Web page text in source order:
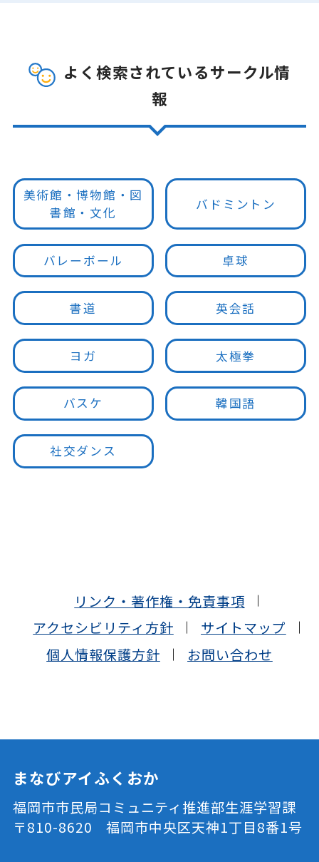
よく検索されているサークル情
報
美術館・博物館・図
書館・文化
バドミントン
バレーボール 卓球
書道 英会話
ヨガ 太極拳
バスケ 韓国語
社交ダンス
リンク・著作権・免責事項
アクセシビリティ方針
サイトマップ
個人情報保護方針
お問い合わせ
まなびアイふくおか
福岡市市民局コミュニティ推進部生涯学習課
〒810-8620 福岡市中央区天神1丁目8番1号